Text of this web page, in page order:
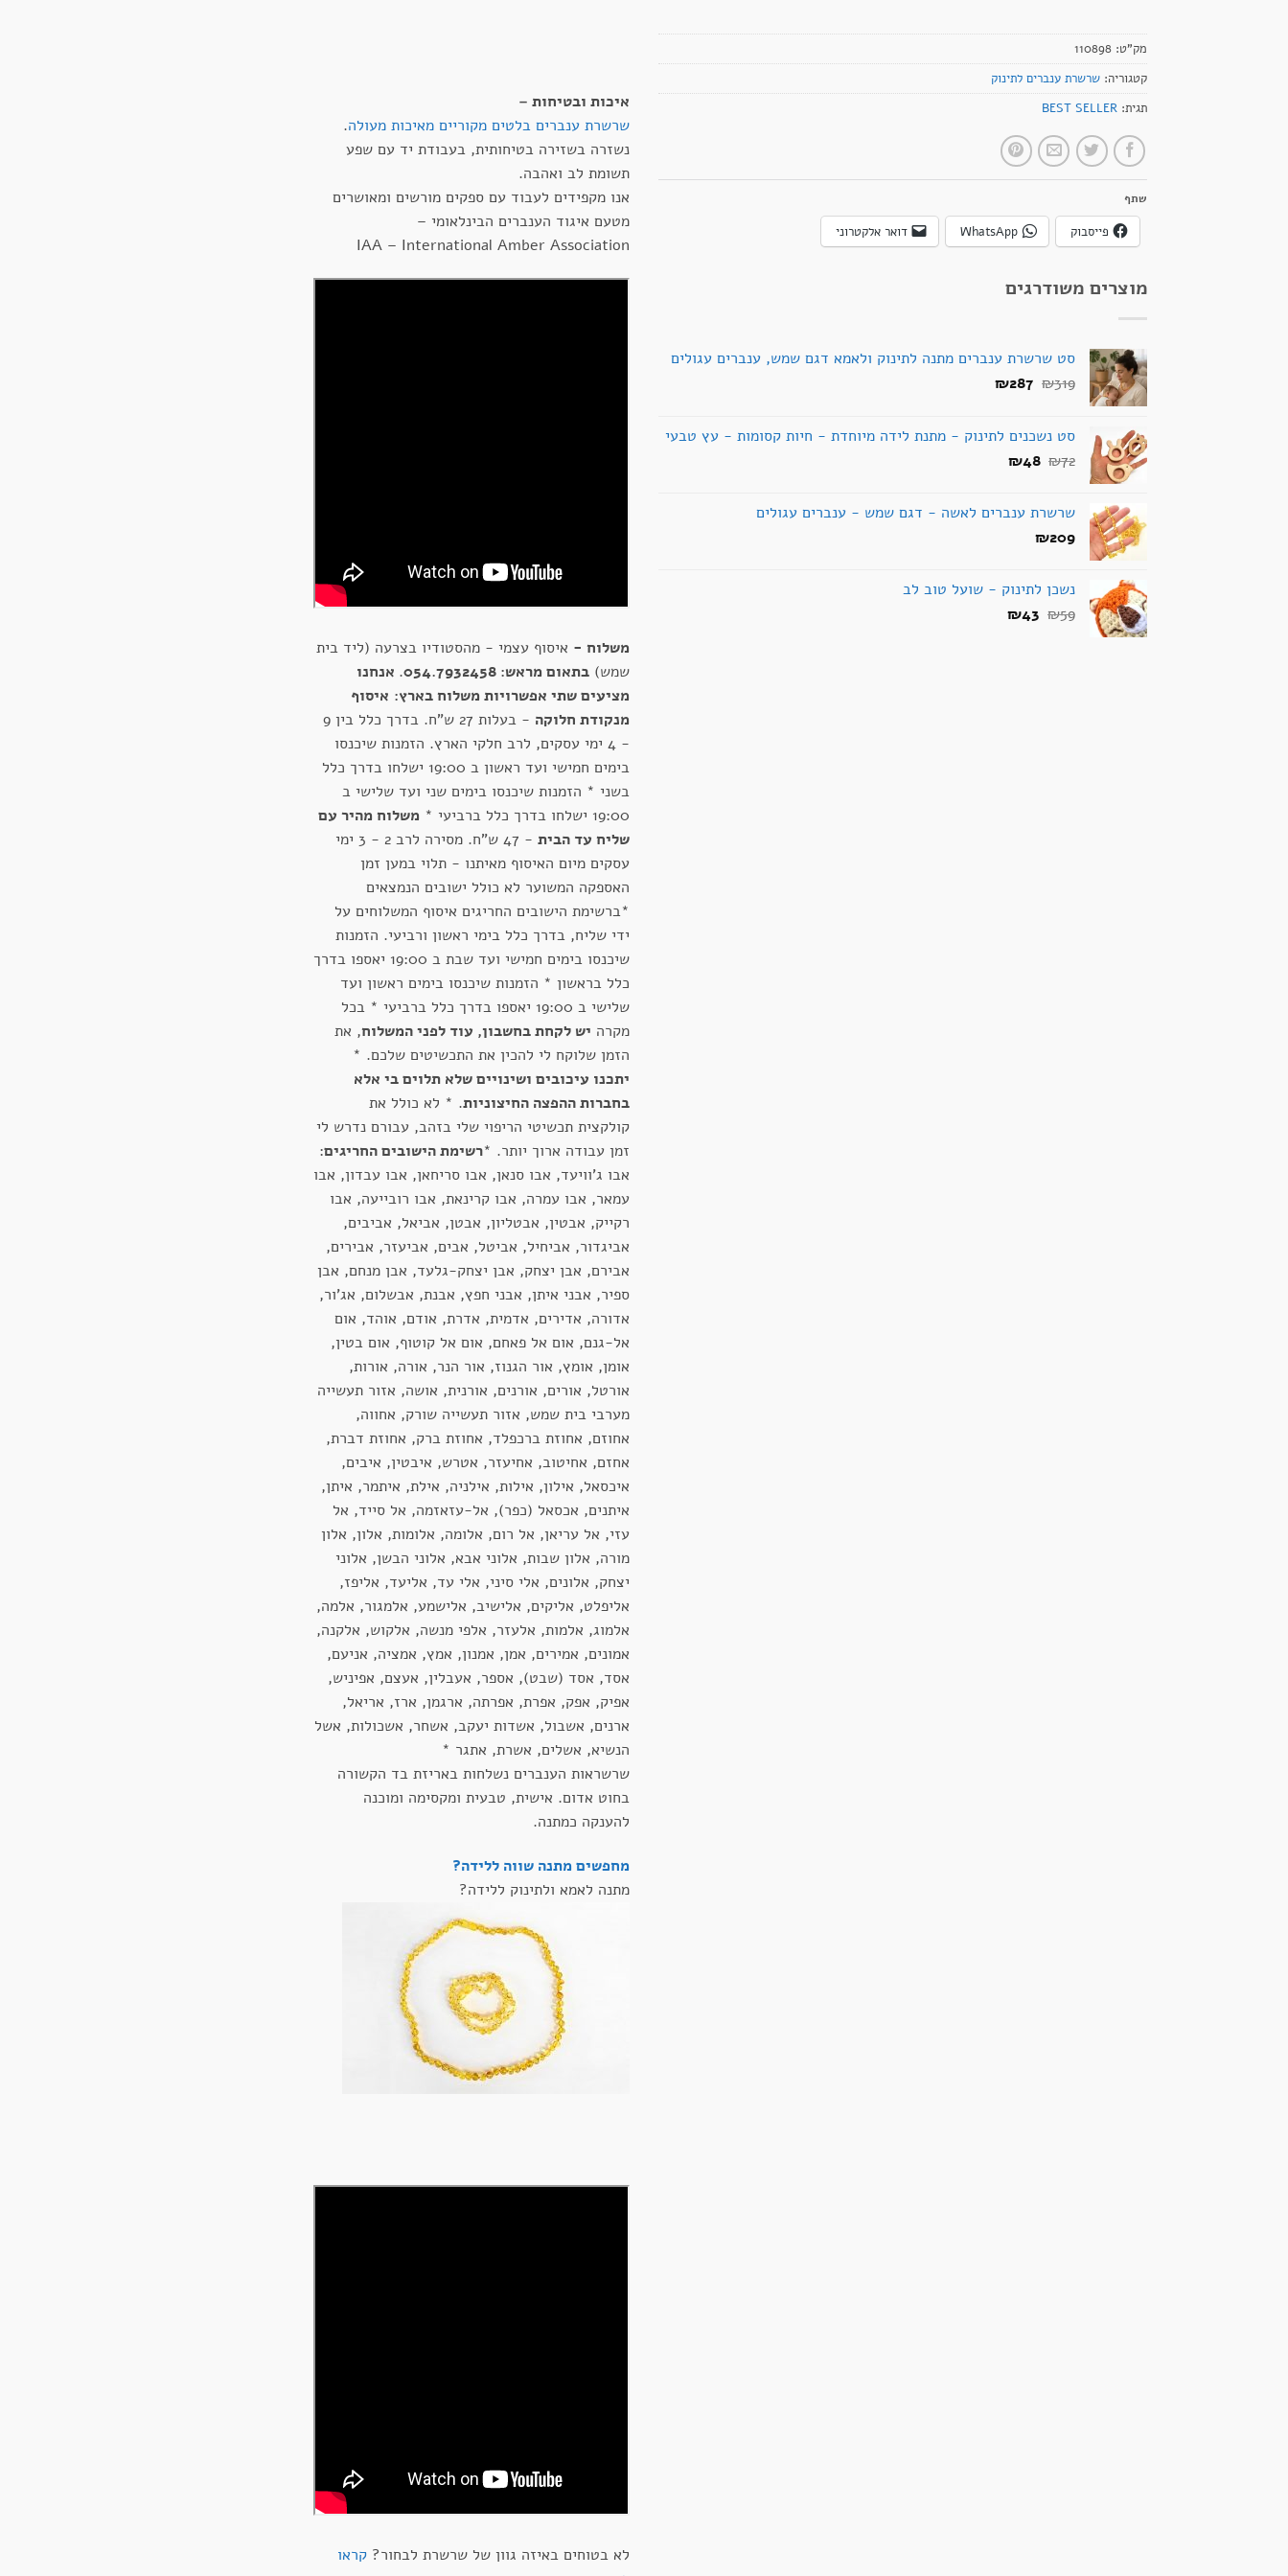
מק"ט: 110898
קטגוריה: שרשרת ענברים לתינוק
תגית: BEST SELLER
שתף
פייסבוק WhatsApp דואר אלקטרוני
מוצרים משודרגים
סט שרשרת ענברים מתנה לתינוק ולאמא דגם שמש, ענברים עגולים
₪319
המחיר
₪319.
₪287
המחיר
₪287.
סט נשכנים לתינוק - מתנת לידה מיוחדת - חיות קסומות - עץ טבעי
₪72
המחיר
₪72.
₪48
המחיר
₪48.
שרשרת ענברים לאשה - דגם שמש - ענברים עגולים
₪209
נשכן לתינוק - שועל טוב לב
₪59
המחיר
₪43
המחיר
איכות ובטיחות –
שרשרת ענברים בלטים מקוריים מאיכות מעולה.
נשזרה בשזירה בטיחותית, בעבודת יד עם שפע
תשומת לב ואהבה.
אנו מקפידים לעבוד עם ספקים מורשים ומאושרים
מטעם איגוד הענברים הבינלאומי –
IAA – International Amber Association
משלוח - איסוף עצמי - מהסטודיו בצרעה (ליד בית
שמש) בתאום מראש: 054.7932458 . אנחנו
מציעים שתי אפשרויות משלוח בארץ: איסוף
מנקודת חלוקה
- בעלות 27 ש"ח. בדרך כלל בין 9
- 4 ימי עסקים, לרב חלקי הארץ. הזמנות שיכנסו
בימים חמישי ועד ראשון ב 19:00 ישלחו בדרך כלל
בשני * הזמנות שיכנסו בימים שני ועד שלישי ב
19:00 ישלחו בדרך כלל ברביעי *
משלוח מהיר עם
שליח עד הבית
- 47 ש"ח. מסירה לרב 2 - 3 ימי
עסקים מיום האיסוף מאיתנו - תלוי במען זמן
האספקה המשוער לא כולל ישובים הנמצאים
*ברשימת הישובים החריגים איסוף המשלוחים על
ידי שליח, בדרך כלל בימי ראשון ורביעי. הזמנות
שיכנסו בימים חמישי ועד שבת ב 19:00 יאספו בדרך
כלל בראשון * הזמנות שיכנסו בימים ראשון ועד
שלישי ב 19:00 יאספו בדרך כלל ברביעי * בכל
מקרה יש לקחת בחשבון, עוד לפני המשלוח, את
הזמן שלוקח לי להכין את התכשיטים שלכם. *
יתכנו עיכובים ושינויים שלא תלוים בי אלא
בחברות ההפצה החיצוניות. * לא כולל את
קולקצית תכשיטי הריפוי שלי בזהב, עבורם נדרש לי
זמן עבודה ארוך יותר. *רשימת הישובים החריגים:
אבו ג'וויעד, אבו סנאן, אבו סריחאן, אבו עבדון, אבו
עמאר, אבו עמרה, אבו קרינאת, אבו רובייעה, אבו
רקייק, אבטין, אבטליון, אבטן, אביאל, אביבים,
אביגדור, אביחיל, אביטל, אבים, אביעזר, אבירים,
אבירם, אבן יצחק, אבן יצחק-גלעד, אבן מנחם, אבן
ספיר, אבני איתן, אבני חפץ, אבנת, אבשלום, אג'ור,
אדורה, אדירים, אדמית, אדרת, אודם, אוהד, אום
אל-גנם, אום אל פאחם, אום אל קוטוף, אום בטין,
אומן, אומץ, אור הגנוז, אור הנר, אורה, אורות,
אורטל, אורים, אורנים, אורנית, אושה, אזור תעשייה
מערבי בית שמש, אזור תעשייה שורק, אחווה,
אחוזם, אחוזת ברכפלד, אחוזת ברק, אחוזת דברת,
אחזם, אחיטוב, אחיעזר, אטרש, איבטין, איבים,
איכסאל, אילון, אילות, אילניה, אילת, איתמר, איתן,
איתנים, אכסאל (כפר), אל-עזאזמה, אל סייד, אל
עזי, אל עריאן, אל רום, אלומה, אלומות, אלון, אלון
מורה, אלון שבות, אלוני אבא, אלוני הבשן, אלוני
יצחק, אלונים, אלי סיני, אלי עד, אליעד, אליפז,
אליפלט, אליקים, אלישיב, אלישמע, אלמגור, אלמה,
אלמוג, אלמות, אלעזר, אלפי מנשה, אלקוש, אלקנה,
אמונים, אמירים, אמן, אמנון, אמץ, אמציה, אניעם,
אסד, אסד (שבט), אספר, אעבלין, אעצם, אפיניש,
אפיק, אפק, אפרת, אפרתה, ארגמן, ארז, אריאל,
ארנים, אשבול, אשדות יעקב, אשחר, אשכולות, אשל
הנשיא, אשלים, אשרת, אתגר *
שרשראות הענברים נשלחות באריזת בד הקשורה
בחוט אדום. אישית, טבעית ומקסימה ומוכנה
להענקה כמתנה.
מחפשים מתנה שווה ללידה?
מתנה לאמא ולתינוק ללידה?
לא בטוחים באיזה גוון של שרשרת לבחור? קראו